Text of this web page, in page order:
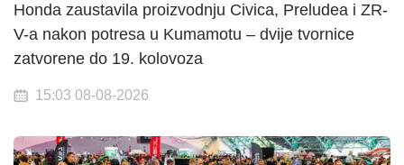
Honda zaustavila proizvodnju Civica, Preludea i ZR-
V-a nakon potresa u Kumamotu – dvije tvornice
zatvorene do 19. kolovoza
15:03 08-08-2026